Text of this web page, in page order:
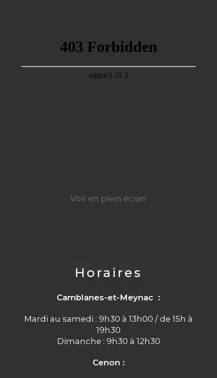
Voir en plein écran
Horaires
Camblanes-et-Meynac :
Mardi au samedi : 9h30 à 13h00 / de 15h à
19h30
Dimanche : 9h30 à 12h30
Cenon :